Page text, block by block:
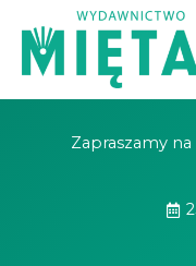
treści
Zapraszamy